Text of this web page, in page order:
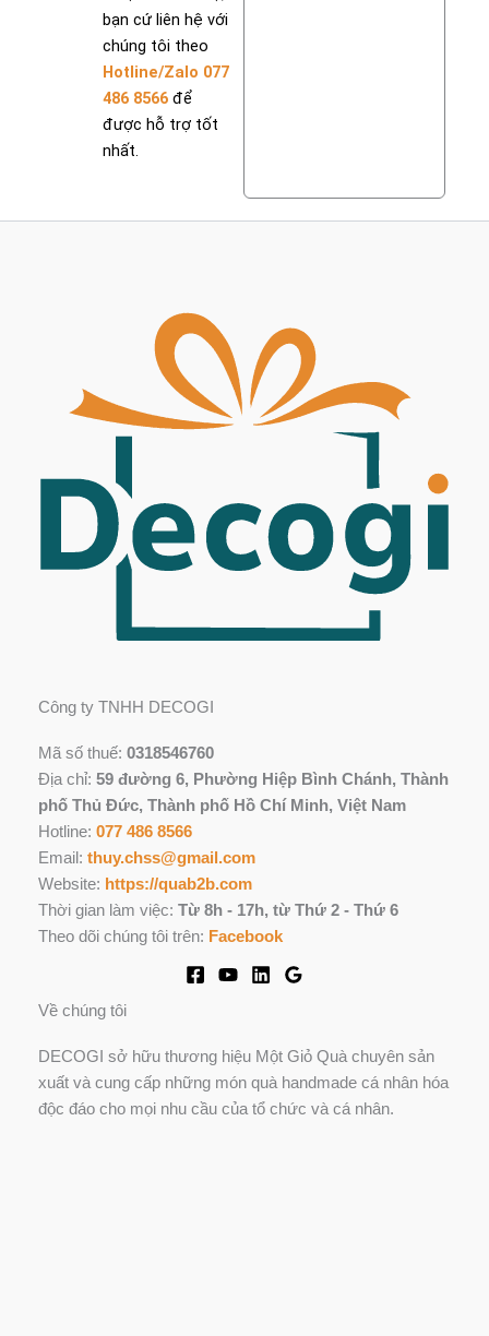
bạn cứ liên hệ với
chúng tôi theo
Hotline/Zalo 077
486 8566để
được hỗ trợ tốt
nhất.
Công ty TNHH DECOGI
Mã số thuế: 0318546760
Địa chỉ: 59 đường 6, Phường Hiệp Bình Chánh, Thành
phố Thủ Đức, Thành phố Hồ Chí Minh, Việt Nam
Hotline: 077 486 8566
Email: thuy.chss@gmail.com
Website: https://quab2b.com
Thời gian làm việc: Từ 8h - 17h, từ Thứ 2 - Thứ 6
Theo dõi chúng tôi trên: Facebook
Về chúng tôi
DECOGI sở hữu thương hiệu Một Giỏ Quà chuyên sản
xuất và cung cấp những món quà handmade cá nhân hóa
độc đáo cho mọi nhu cầu của tổ chức và cá nhân.